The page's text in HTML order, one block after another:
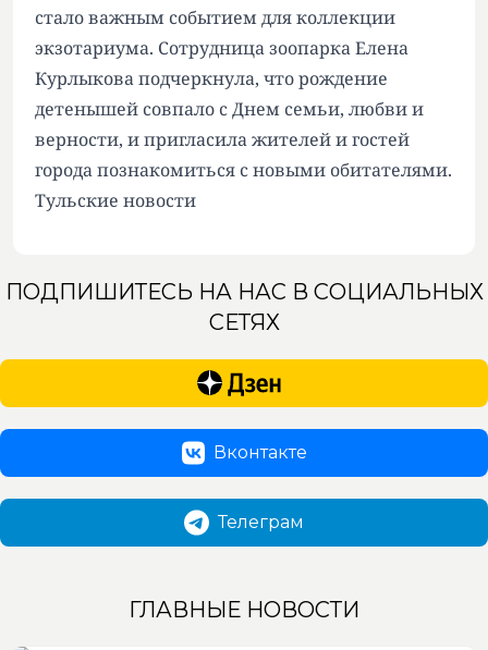
стало важным событием для коллекции
экзотариума. Сотрудница зоопарка Елена
Курлыкова подчеркнула, что рождение
детенышей совпало с Днем семьи, любви и
верности, и пригласила жителей и гостей
города познакомиться с новыми обитателями.
Тульские новости
ПОДПИШИТЕСЬ НА НАС В СОЦИАЛЬНЫХ
СЕТЯХ
Вконтакте
Телеграм
ГЛАВНЫЕ НОВОСТИ